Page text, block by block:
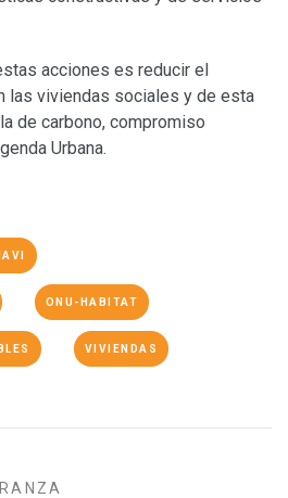
acciones es reducir el
las viviendas sociales y de esta
de carbono, compromiso
Urbana.
ONU-HABITAT
VIVIENDAS